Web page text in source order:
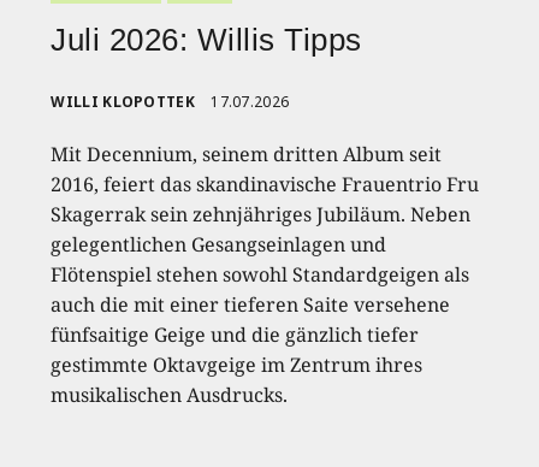
Juli 2026: Willis Tipps
WILLI KLOPOTTEK 17.07.2026
Mit Decennium, seinem dritten Album seit
2016, feiert das skandinavische Frauentrio Fru
Skagerrak sein zehnjähriges Jubiläum. Neben
gelegentlichen Gesangseinlagen und
Flötenspiel stehen sowohl Standardgeigen als
auch die mit einer tieferen Saite versehene
fünfsaitige Geige und die gänzlich tiefer
gestimmte Oktavgeige im Zentrum ihres
musikalischen Ausdrucks.